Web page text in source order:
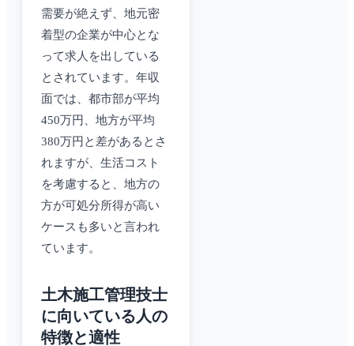
需要が絶えず、地元密
着型の企業が中心とな
って求人を出している
とされています。年収
面では、都市部が平均
450万円、地方が平均
380万円と差があるとさ
れますが、生活コスト
を考慮すると、地方の
方が可処分所得が高い
ケースも多いと言われ
ています。
土木施工管理技士
に向いている人の
特徴と適性